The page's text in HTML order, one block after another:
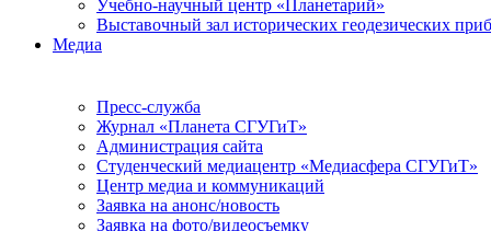
Учебно-научный центр «Планетарий»
Выставочный зал исторических геодезических
Медиа
Пресс-служба
Журнал «Планета СГУГиТ»
Администрация сайта
Студенческий медиацентр «Медиасфера СГУГиТ»
Центр медиа и коммуникаций
Заявка на анонс/новость
Заявка на фото/видеосъемку